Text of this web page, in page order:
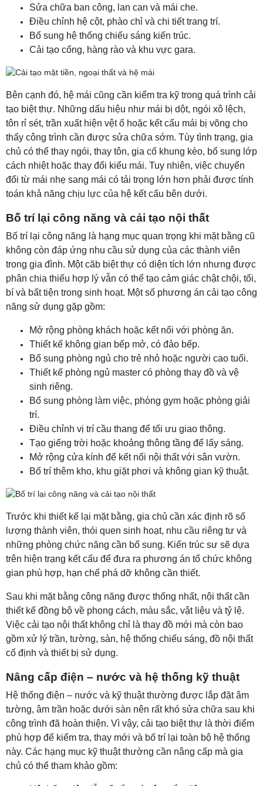
Sửa chữa ban công, lan can và mái che.
Điều chỉnh hệ cột, phào chỉ và chi tiết trang trí.
Bổ sung hệ thống chiếu sáng kiến trúc.
Cải tạo cổng, hàng rào và khu vực gara.
Bên cạnh đó, hệ mái cũng cần kiểm tra kỹ trong quá trình cải
tạo biệt thự. Những dấu hiệu như mái bị dột, ngói xô lệch,
tôn rỉ sét, trần xuất hiện vệt ố hoặc kết cấu mái bị võng cho
thấy công trình cần được sửa chữa sớm. Tùy tình trạng, gia
chủ có thể thay ngói, thay tôn, gia cố khung kèo, bổ sung lớp
cách nhiệt hoặc thay đổi kiểu mái. Tuy nhiên, việc chuyển
đổi từ mái nhẹ sang mái có tải trọng lớn hơn phải được tính
toán khả năng chịu lực của hệ kết cấu bên dưới.
Bố trí lại công năng và cải tạo nội thất
Bố trí lại công năng là hạng mục quan trọng khi mặt bằng cũ
không còn đáp ứng nhu cầu sử dụng của các thành viên
trong gia đình. Một căb biệt thự có diện tích lớn nhưng được
phân chia thiếu hợp lý vẫn có thể tạo cảm giác chật chội, tối,
bí và bất tiện trong sinh hoạt. Một số phương án cải tạo công
năng sử dụng gặp gồm:
Mở rộng phòng khách hoặc kết nối với phòng ăn.
Thiết kế không gian bếp mở, có đảo bếp.
Bổ sung phòng ngủ cho trẻ nhỏ hoặc người cao tuổi.
Thiết kế phòng ngủ master có phòng thay đồ và vệ
sinh riêng.
Bổ sung phòng làm việc, phòng gym hoặc phòng giải
trí.
Điều chỉnh vị trí cầu thang để tối ưu giao thông.
Tạo giếng trời hoặc khoảng thông tầng để lấy sáng.
Mở rộng cửa kính để kết nối nội thất với sân vườn.
Bố trí thêm kho, khu giặt phơi và không gian kỹ thuật.
Trước khi thiết kế lại mặt bằng, gia chủ cần xác định rõ số
lượng thành viên, thói quen sinh hoạt, nhu cầu riêng tư và
những phòng chức năng cần bổ sung. Kiến trúc sư sẽ dựa
trên hiện trạng kết cấu để đưa ra phương án tổ chức không
gian phù hợp, hạn chế phá dỡ không cần thiết.
Sau khi mặt bằng công năng được thống nhất, nội thất cần
thiết kế đồng bộ về phong cách, màu sắc, vật liệu và tỷ lệ.
Việc cải tạo nội thất không chỉ là thay đồ mới mà còn bao
gồm xử lý trần, tường, sàn, hệ thống chiếu sáng, đồ nội thất
cố định và thiết bị sử dụng.
Nâng cấp điện – nước và hệ thống kỹ thuật
Hệ thống điện – nước và kỹ thuật thường được lắp đặt âm
tường, âm trần hoặc dưới sàn nên rất khó sửa chữa sau khi
công trình đã hoàn thiện. Vì vậy, cải tạo biệt thự là thời điểm
phù hợp để kiểm tra, thay mới và bố trí lại toàn bộ hệ thống
này. Các hạng mục kỹ thuật thường cần nâng cấp mà gia
chủ có thể tham khảo gồm: